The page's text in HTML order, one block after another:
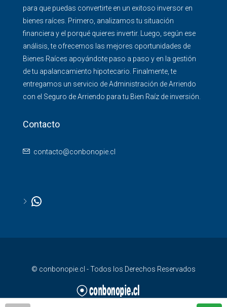
para que puedas convertirte en un exitoso inversor en
bienes raíces. Primero, analizamos tu situación
financiera y el porqué quieres invertir. Luego, según ese
análisis, te ofrecemos las mejores oportunidades de
Bienes Raíces apoyándote paso a paso y en la gestión
de tu apalancamiento hipotecario. Finalmente, te
entregamos un servicio de Administración de Arriendo
con el Seguro de Arriendo para tu Bien Raíz de inversión.
Contacto
contacto@conbonopie.cl
© conbonopie.cl - Todos los Derechos Reservados